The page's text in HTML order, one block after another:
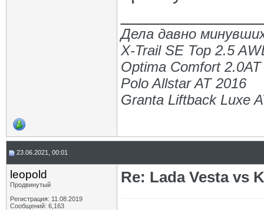
Дела давно
X-Trail SE Top 2.5
Optima Comfort
Polo Allstar AT 2016
Granta Liftback Luxe
23.06.2021, 00:01
leopold
Продвинутый
Регистрация: 11.08.2019
Сообщений: 6,163
Re: Lada Vesta vs